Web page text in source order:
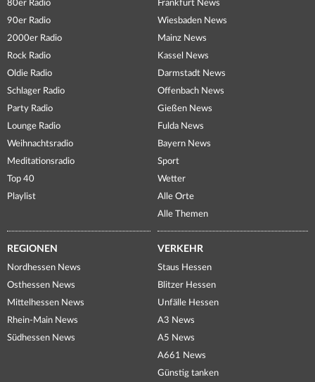
80er Radio
90er Radio
2000er Radio
Rock Radio
Oldie Radio
Schlager Radio
Party Radio
Lounge Radio
Weihnachtsradio
Meditationsradio
Top 40
Playlist
Frankfurt News
Wiesbaden News
Mainz News
Kassel News
Darmstadt News
Offenbach News
Gießen News
Fulda News
Bayern News
Sport
Wetter
Alle Orte
Alle Themen
REGIONEN
Nordhessen News
Osthessen News
Mittelhessen News
Rhein-Main News
Südhessen News
VERKEHR
Staus Hessen
Blitzer Hessen
Unfälle Hessen
A3 News
A5 News
A661 News
Günstig tanken